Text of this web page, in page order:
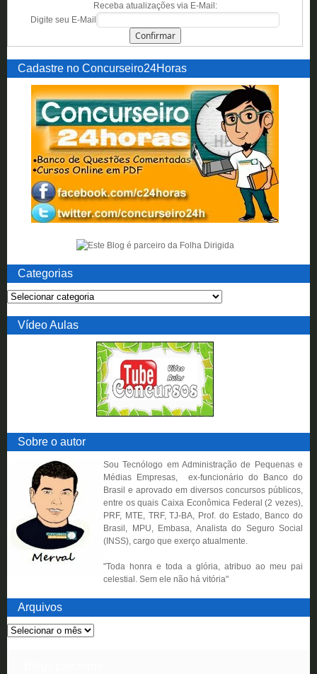
Receba atualizações via E-Mail:
Digite seu E-Mail
Cadastre no Concurseiro24Horas
Categorias
Vídeo Aulas
Sobre o autor
Sou Tecnólogo em Administração de Pequenas e
Médias Empresas, ex-funcionário do Banco do
Brasil e aprovado em diversos concursos públicos,
entre os quais Caixa Econômica Federal (2 vezes),
PRF, MTE, TRF, TJ-BA, Prof. do Estado, Banco do
Brasil, MPU, Embasa, Analista do Seguro Social
(INSS), cargo que exerço atualmente.
"Toda honra e toda a glória, atribuo ao meu pai
celestial. Sem ele não há vitória"
Arquivos